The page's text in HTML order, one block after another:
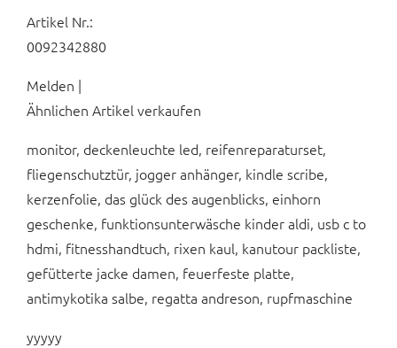
Artikel Nr.:
0092342880
Melden |
Ähnlichen Artikel verkaufen
monitor, deckenleuchte led, reifenreparaturset,
fliegenschutztür, jogger anhänger, kindle scribe,
kerzenfolie, das glück des augenblicks, einhorn
geschenke, funktionsunterwäsche kinder aldi, usb c to
hdmi, fitnesshandtuch, rixen kaul, kanutour packliste,
gefütterte jacke damen, feuerfeste platte,
antimykotika salbe, regatta andreson, rupfmaschine
yyyyy